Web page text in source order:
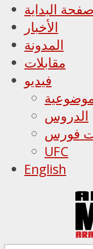
صفحة البداية
الأخبار
المدونة
مقابلات
فيديو
الدروس
فورس
UFC
English